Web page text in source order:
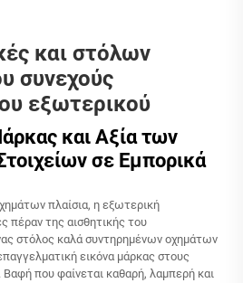
και στόλων
συνεχούς
εξωτερικού
και Αξία των
σε Εμπορικά
πλαίσια, η εξωτερική
πέραν της αισθητικής του
στόλος καλά συντηρημένων οχημάτων
εικόνα μάρκας στους
Βαφή που φαίνεται καθαρή, λαμπερή και